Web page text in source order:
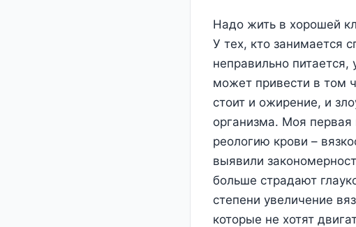
Надо жить в хорошей
У тех, кто занимается
неправильно питается,
может привести в том
стоит и ожирение, и
организма. Моя первая
реологию крови –
выявили
больше страдают
степени увеличение
которые не хотят